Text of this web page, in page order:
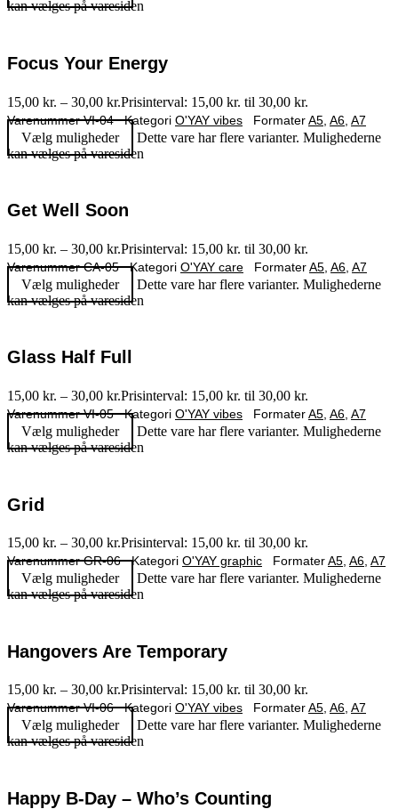
kan vælges på varesiden
Focus Your Energy
15,00 kr. – 30,00 kr.Prisinterval: 15,00 kr. til 30,00 kr.
VarenummerVI-04 Kategori O'YAY vibes FormaterA5 A6 A7
Vælg muligheder
Dette vare har flere varianter. Mulighederne
kan vælges på varesiden
Get Well Soon
15,00 kr. – 30,00 kr.Prisinterval: 15,00 kr. til 30,00 kr.
VarenummerCA-05 Kategori O'YAY care FormaterA5 A6 A7
Vælg muligheder
Dette vare har flere varianter. Mulighederne
kan vælges på varesiden
Glass Half Full
15,00 kr. – 30,00 kr.Prisinterval: 15,00 kr. til 30,00 kr.
VarenummerVI-05 Kategori O'YAY vibes FormaterA5 A6 A7
Vælg muligheder
Dette vare har flere varianter. Mulighederne
kan vælges på varesiden
Grid
15,00 kr. – 30,00 kr.Prisinterval: 15,00 kr. til 30,00 kr.
VarenummerGR-06 Kategori O'YAY graphic FormaterA5, A6, A7
Vælg muligheder
Dette vare har flere varianter. Mulighederne
kan vælges på varesiden
Hangovers Are Temporary
15,00 kr. – 30,00 kr.Prisinterval: 15,00 kr. til 30,00 kr.
VarenummerVI-06 Kategori O'YAY vibes FormaterA5, A6, A7
Vælg muligheder
Dette vare har flere varianter. Mulighederne
kan vælges på varesiden
Happy B-Day – Who’s Counting